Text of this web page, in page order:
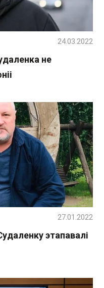
не
24.03.2022
этапавалі
27.01.2022